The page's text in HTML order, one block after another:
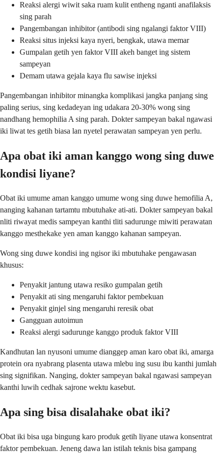
Reaksi alergi wiwit saka ruam kulit entheng nganti anafilaksis
sing parah
Pangembangan inhibitor (antibodi sing ngalangi faktor VIII)
Reaksi situs injeksi kaya nyeri, bengkak, utawa memar
Gumpalan getih yen faktor VIII akeh banget ing sistem
sampeyan
Demam utawa gejala kaya flu sawise injeksi
Pangembangan inhibitor minangka komplikasi jangka panjang sing
paling serius, sing kedadeyan ing udakara 20-30% wong sing
nandhang hemophilia A sing parah. Dokter sampeyan bakal ngawasi
iki liwat tes getih biasa lan nyetel perawatan sampeyan yen perlu.
Apa obat iki aman kanggo wong sing duwe
kondisi liyane?
Obat iki umume aman kanggo umume wong sing duwe hemofilia A,
nanging kahanan tartamtu mbutuhake ati-ati. Dokter sampeyan bakal
nliti riwayat medis sampeyan kanthi tliti sadurunge miwiti perawatan
kanggo mesthekake yen aman kanggo kahanan sampeyan.
Wong sing duwe kondisi ing ngisor iki mbutuhake pengawasan
khusus:
Penyakit jantung utawa resiko gumpalan getih
Penyakit ati sing mengaruhi faktor pembekuan
Penyakit ginjel sing mengaruhi reresik obat
Gangguan autoimun
Reaksi alergi sadurunge kanggo produk faktor VIII
Kandhutan lan nyusoni umume dianggep aman karo obat iki, amarga
protein ora nyabrang plasenta utawa mlebu ing susu ibu kanthi jumlah
sing signifikan. Nanging, dokter sampeyan bakal ngawasi sampeyan
kanthi luwih cedhak sajrone wektu kasebut.
Apa sing bisa disalahake obat iki?
Obat iki bisa uga bingung karo produk getih liyane utawa konsentrat
faktor pembekuan. Jeneng dawa lan istilah teknis bisa gampang